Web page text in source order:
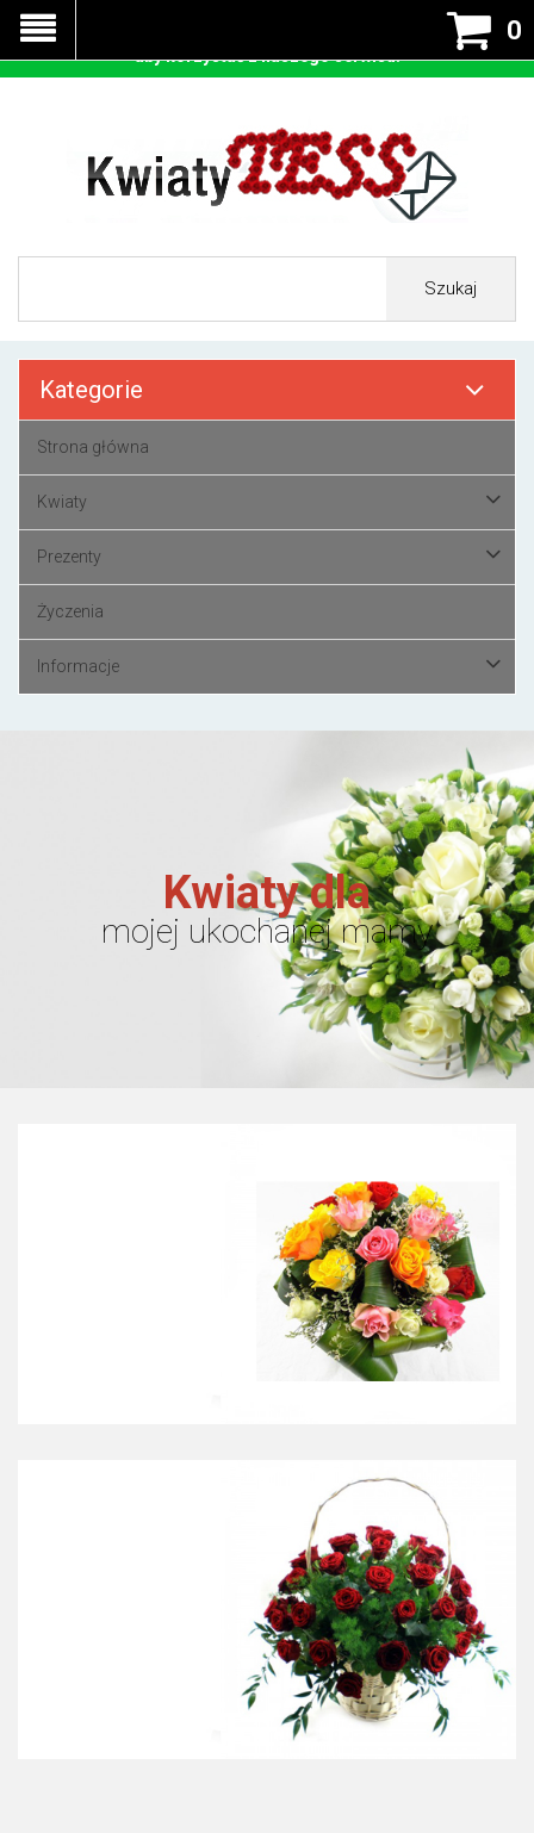
0
Szukaj
Kategorie
Strona główna
Kwiaty
Prezenty
Życzenia
Informacje
Kwiaty dla
mojej ukochanej mamy
Nasza strona korzysta z cookies - czyli tzw ciastek w celu
prawidłowego działania. Zaakceptuj przyjmowanie cookies
aby korzystać z naszego serwisu.